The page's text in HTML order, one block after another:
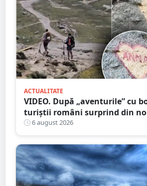
ACTUALITATE
VIDEO. După „aventurile” cu
turiștii români surprind din
pe Bucegi și declarații de
6 august 2026